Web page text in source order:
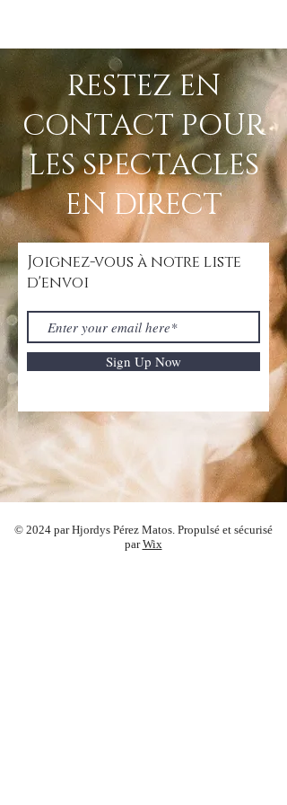
RESTEZ EN
CONTACT POUR
LES SPECTACLES
EN DIRECT
Joignez-vous à notre liste
d'envoi
Sign Up Now
© 2024 par Hjordys Pérez Matos. Propulsé et sécurisé
parWix